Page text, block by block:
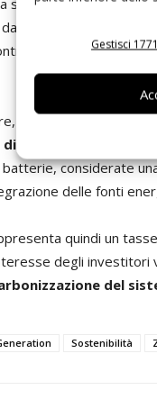
Gestisci
strategia più ampia di
Octopus Energy
alla
la crescita delle
stoccaggio
. Per
considerate
delle fonti
quindi un
degli
del
Sostenibilità